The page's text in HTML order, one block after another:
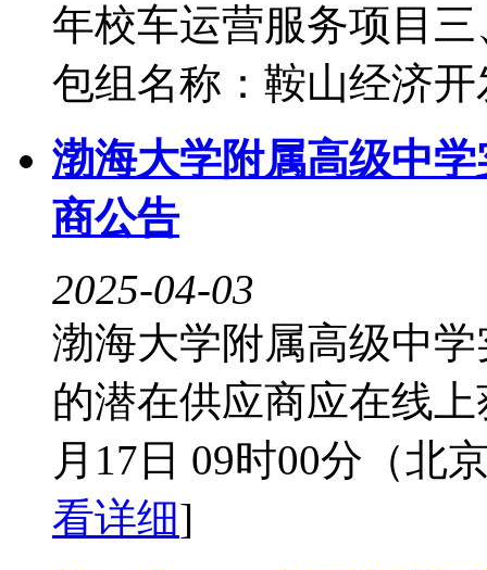
年校车运营服务项目
包组名称：鞍山经济
渤海大学附属高级中
商公告
2025-04-03
渤海大学附属高级中
的潜在供应商应在线
月17日 09时00分（北
看详细]